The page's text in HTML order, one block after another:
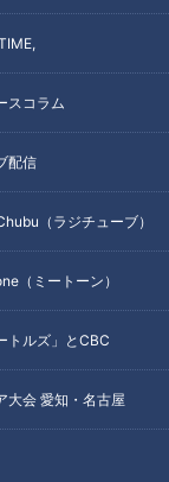
スコラム
配信
（ラジチューブ）
（ミートーン）
トルズ」とCBC
大会 愛知・名古屋
なたへのおすす
寿命を延ば
とは
ニア
索に迫